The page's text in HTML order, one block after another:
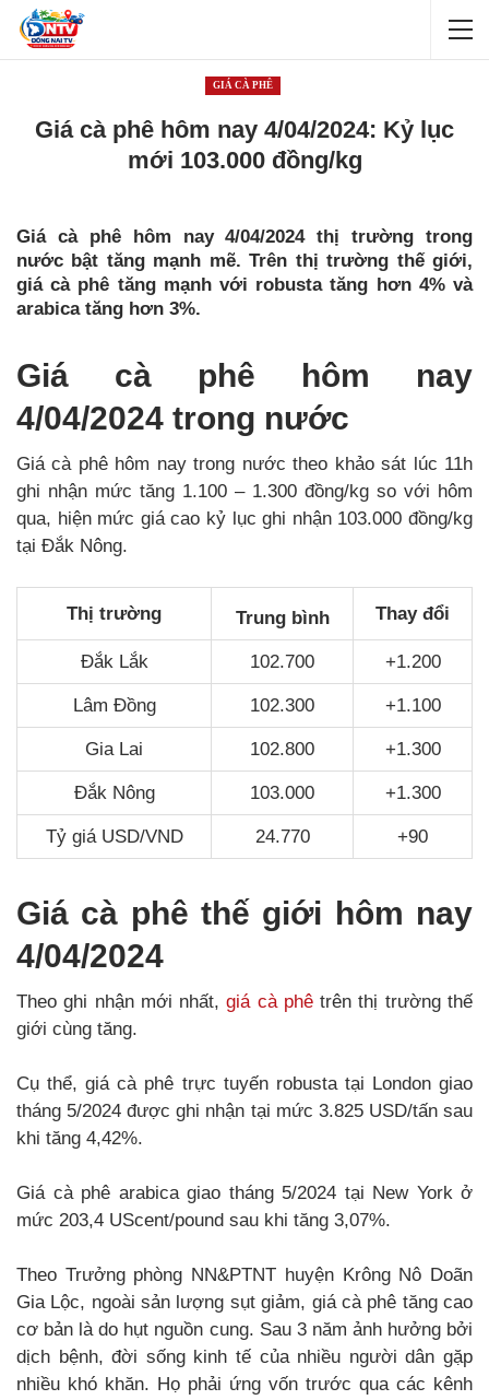
GIÁ CÀ PHÊ
Giá cà phê hôm nay 4/04/2024: Kỷ lục
mới 103.000 đồng/kg
Giá cà phê hôm nay 4/04/2024 thị trường trong
nước bật tăng mạnh mẽ. Trên thị trường thế giới,
giá cà phê tăng mạnh với robusta tăng hơn 4% và
arabica tăng hơn 3%.
Giá cà phê hôm nay
4/04/2024 trong nước
Giá cà phê hôm nay trong nước theo khảo sát lúc 11h
ghi nhận mức tăng 1.100 – 1.300 đồng/kg so với hôm
qua, hiện mức giá cao kỷ lục ghi nhận 103.000 đồng/kg
tại Đắk Nông.
Thị trường Trung bình Thay đổi
Đắk Lắk 102.700 +1.200
Lâm Đồng 102.300 +1.100
Gia Lai 102.800 +1.300
Đắk Nông 103.000 +1.300
Tỷ giá USD/VND 24.770 +90
Giá cà phê thế giới hôm nay
4/04/2024
Theo ghi nhận mới nhất,giá cà phêtrên thị trường thế
giới cùng tăng.
Cụ thể, giá cà phê trực tuyến robusta tại London giao
tháng 5/2024 được ghi nhận tại mức 3.825 USD/tấn sau
khi tăng 4,42%.
Giá cà phê arabica giao tháng 5/2024 tại New York ở
mức 203,4 UScent/pound sau khi tăng 3,07%.
Theo Trưởng phòng NN&PTNT huyện Krông Nô Doãn
Gia Lộc, ngoài sản lượng sụt giảm, giá cà phê tăng cao
cơ bản là do hụt nguồn cung. Sau 3 năm ảnh hưởng bởi
dịch bệnh, đời sống kinh tế của nhiều người dân gặp
nhiều khó khăn. Họ phải ứng vốn trước qua các kênh